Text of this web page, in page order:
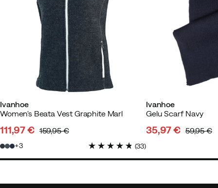
Ivanhoe
Women's Beata Vest Graphite Marl
price
111,97 €
price
159,95 €
3 (33)
Ivanhoe
Gelu Scarf Navy
price
35,97 €
price
59,95 €